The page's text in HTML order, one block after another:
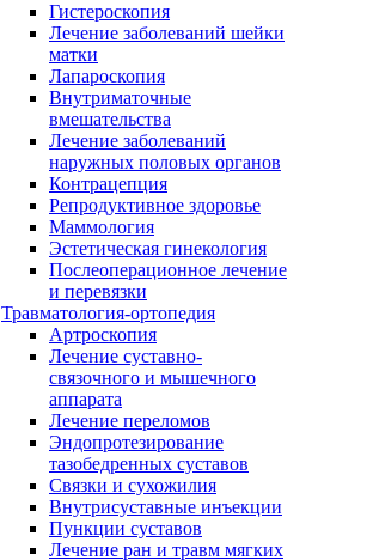
Гистероскопия
Лечение заболеваний шейки
матки
Лапароскопия
Внутриматочные
вмешательства
Лечение заболеваний
наружных половых органов
Контрацепция
Репродуктивное здоровье
Маммология
Эстетическая гинекология
Послеоперационное лечение
и перевязки
Травматология-ортопедия
Артроскопия
Лечение суставно-
связочного и мышечного
аппарата
Лечение переломов
Эндопротезирование
тазобедренных суставов
Связки и сухожилия
Внутрисуставные инъекции
Пункции суставов
Лечение ран и травм мягких